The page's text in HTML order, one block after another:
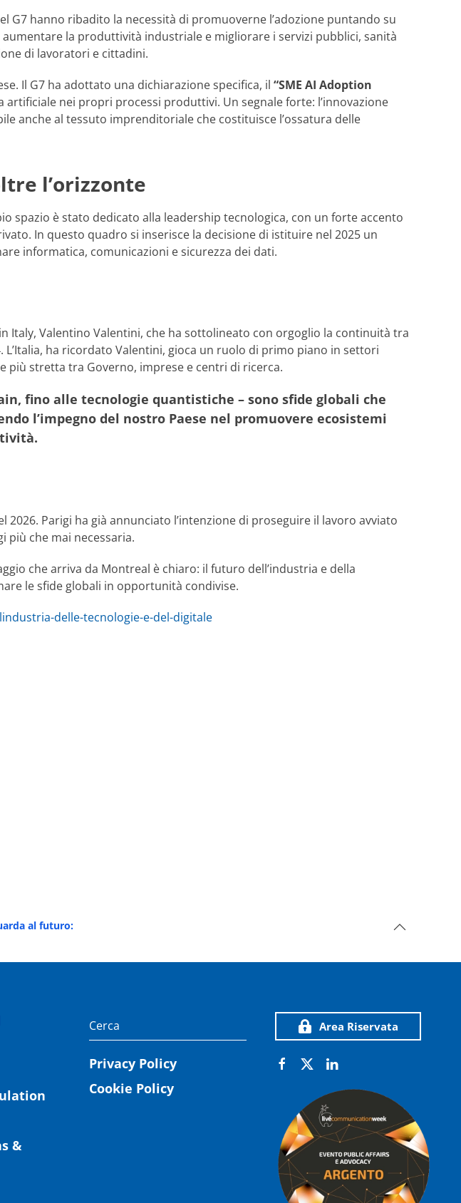
G7 hanno ribadito la necessità di promuoverne l’adozione puntando su
la produttività industriale e migliorare i servizi pubblici, sanità
di lavoratori e cittadini.
Il G7 ha adottato una dichiarazione specifica, il “SME AI Adoption
nei propri processi produttivi. Un segnale forte: l’innovazione
anche al tessuto imprenditoriale che costituisce l’ossatura delle
l’orizzonte
spazio è stato dedicato alla leadership tecnologica, con un forte accento
In questo quadro si inserisce la decisione di istituire nel 2025 un
informatica, comunicazioni e sicurezza dei dati.
Italy, Valentino Valentini, che ha sottolineato con orgoglio la continuità tra
ha ricordato Valentini, gioca un ruolo di primo piano in settori
più stretta tra Governo, imprese e centri di ricerca.
fino alle tecnologie quantistiche – sono sfide globali che
l’impegno del nostro Paese nel promuovere ecosistemi
Parigi ha già annunciato l’intenzione di proseguire il lavoro avviato
più che mai necessaria.
che arriva da Montreal è chiaro: il futuro dell’industria e della
le sfide globali in opportunità condivise.
delle-tecnologie-e-del-digitale
al futuro:
&
Privacy Policy
Cookie Policy
Area Riservata